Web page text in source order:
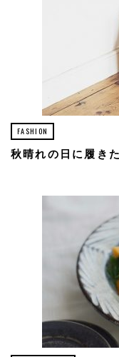
FASHION
秋晴れの日に履き